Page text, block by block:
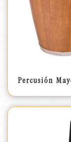
Percusión